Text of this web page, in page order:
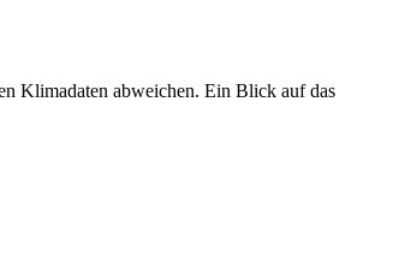
Klimadaten abweichen. Ein Blick auf das